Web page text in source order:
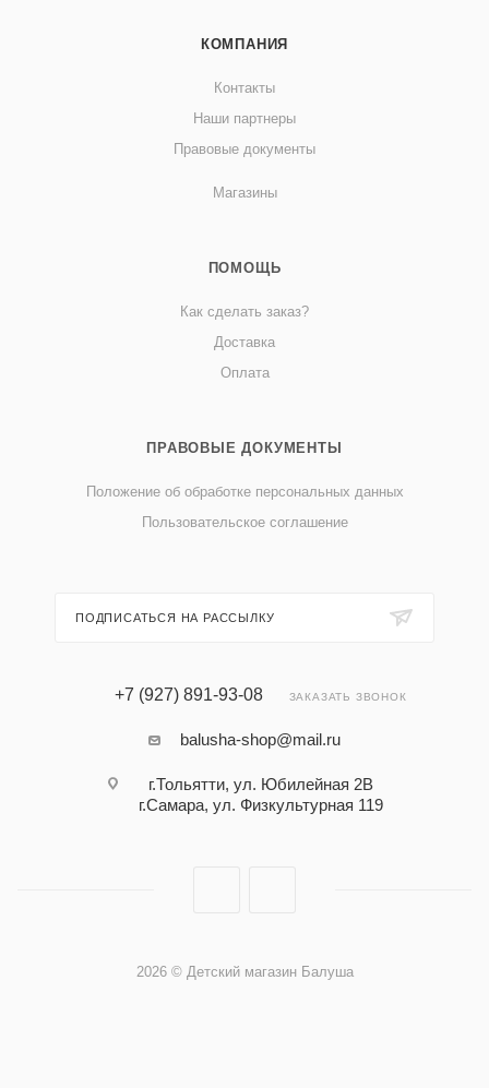
КОМПАНИЯ
Контакты
Наши партнеры
Правовые документы
Магазины
ПОМОЩЬ
Как сделать заказ?
Доставка
Оплата
ПРАВОВЫЕ ДОКУМЕНТЫ
Положение об обработке персональных данных
Пользовательское соглашение
ПОДПИСАТЬСЯ НА РАССЫЛКУ
+7 (927) 891-93-08 ЗАКАЗАТЬ ЗВОНОК
balusha-shop@mail.ru
г.Тольятти, ул. Юбилейная 2В
г.Самара, ул. Физкультурная 119
2026 © Детский магазин Балуша